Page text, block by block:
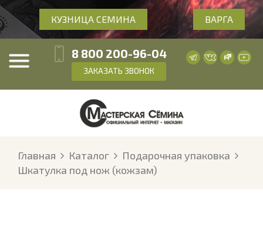
КУЗНИЦА СЕМИНА ВАРГА
8 800 200-96-04
ЗАКАЗАТЬ ЗВОНОК
Главная Каталог
Подарочная упаковка
Шкатулка под нож (кожзам)